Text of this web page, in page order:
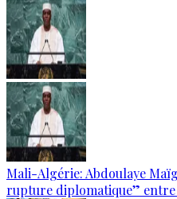
Mali-Algérie: Abdoulaye
rupture diplomatique” entre